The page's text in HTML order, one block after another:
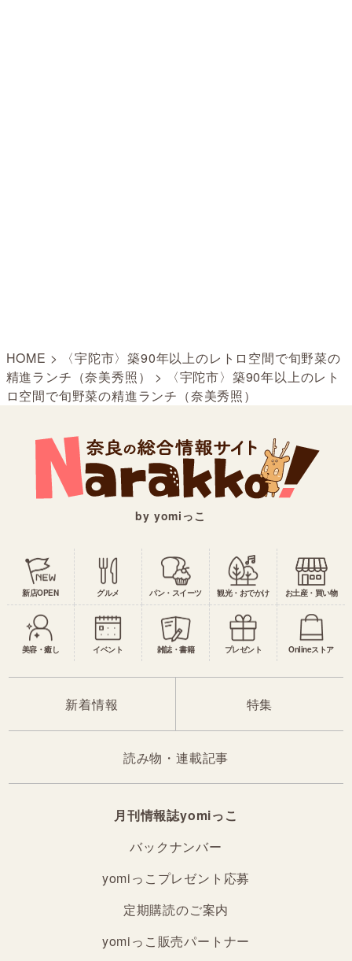
HOME >
〈宇陀市〉築90年以上のレトロ空間で旬野菜の
精進ランチ（奈美秀照）
>
〈宇陀市〉築90年以上のレト
ロ空間で旬野菜の精進ランチ（奈美秀照）
by yomiっこ
新店OPEN グルメ パン・スイーツ 観光・おでかけ お土産・買い物
美容・癒し イベント 雑誌・書籍 プレゼント Onlineストア
新着情報 特集
読み物・連載記事
月刊情報誌yomiっこ
バックナンバー
yomiっこプレゼント応募
定期購読のご案内
yomiっこ販売パートナー